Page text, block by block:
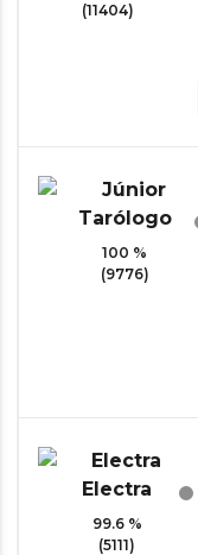
(11404)
100 %
(9776)
99.6 %
(5111)